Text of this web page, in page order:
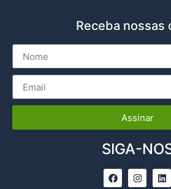
Receba nossas
Assinar
SIGA-